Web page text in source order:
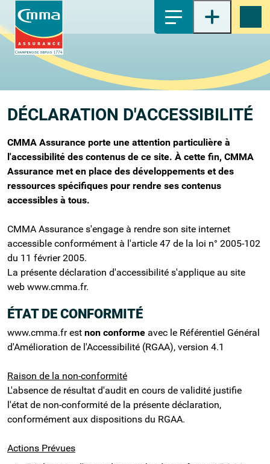
Contenu principal
2-Menu principal
3-Pied de page
Recherche
DÉCLARATION D'ACCESSIBILITÉ
CMMA Assurance porte une attention particulière à
l'accessibilité des contenus de ce site. À cette fin, CMMA
Assurance met en place des développements et des
ressources spécifiques pour rendre ses contenus
accessibles à tous.
CMMA Assurance s'engage à rendre son site internet
accessible conformément à l'article 47 de la loi n° 2005-102
du 11 février 2005.
La présente déclaration d'accessibilité s'applique au site
web www.cmma.fr.
ÉTAT DE CONFORMITÉ
www.cmma.fr est non conforme avec le Référentiel Général
d'Amélioration de l'Accessibilité (RGAA), version 4.1
Raison de la non-conformité
L'absence de résultat d'audit en cours de validité justifie
l'état de non-conformité de la présente déclaration,
conformément aux dispositions du RGAA.
Actions Prévues